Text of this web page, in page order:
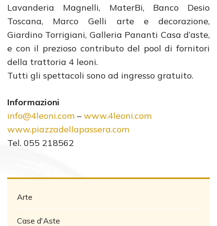
Lavanderia Magnelli, MaterBi, Banco Desio
Toscana, Marco Gelli arte e decorazione,
Giardino Torrigiani, Galleria Pananti Casa d’aste,
e con il prezioso contributo del pool di fornitori
della trattoria 4 leoni.
Tutti gli spettacoli sono ad ingresso gratuito.
Informazioni
info@4leoni.com – www.4leoni.com
www.piazzadellapassera.com
Tel. 055 218562
Arte
Case d'Aste